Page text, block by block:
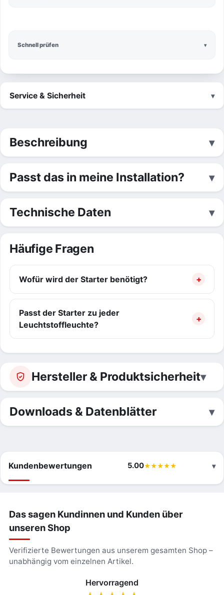
Schnell prüfen
Service & Sicherheit
Beschreibung
Passt das in meine Installation?
Technische Daten
Häufige Fragen
Wofür wird der Starter benötigt?
Passt der Starter zu jeder
Leuchtstoffleuchte?
Hersteller & Produktsicherheit
Downloads & Datenblätter
Kundenbewertungen 5.00
Das sagen Kundinnen und Kunden über
unseren Shop
Verifizierte Bewertungen aus unserem gesamten Shop –
unabhängig vom einzelnen Artikel.
Hervorragend